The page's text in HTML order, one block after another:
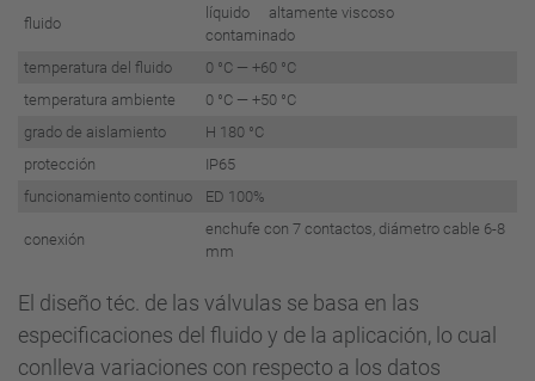
fluido
líquido altamente viscoso
contaminado
temperatura del fluido
0 °C — +60 °C
temperatura ambiente
0 °C — +50 °C
grado de aislamiento
H 180 °C
protección
IP65
funcionamiento continuo
ED 100%
conexión
enchufe con 7 contactos, diámetro cable 6-8
mm
El diseño téc. de las válvulas se basa en las
especificaciones del fluido y de la aplicación, lo cual
conlleva variaciones con respecto a los datos